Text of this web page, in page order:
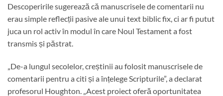
Descoperirile sugerează că manuscrisele de comentarii nu
erau simple reflecții pasive ale unui text biblic fix, ci ar fi putut
juca un rol activ în modul în care Noul Testament a fost
transmis și păstrat.
„De-a lungul secolelor, creștinii au folosit manuscrisele de
comentarii pentru a citi și a înțelege Scripturile”, a declarat
profesorul Houghton. „Acest proiect oferă oportunitatea